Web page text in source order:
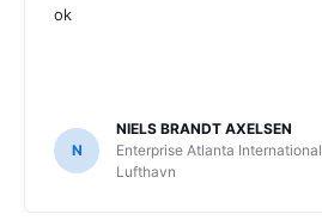
ok
N
NIELS BRANDT AXELSEN
Enterprise Atlanta International
Lufthavn